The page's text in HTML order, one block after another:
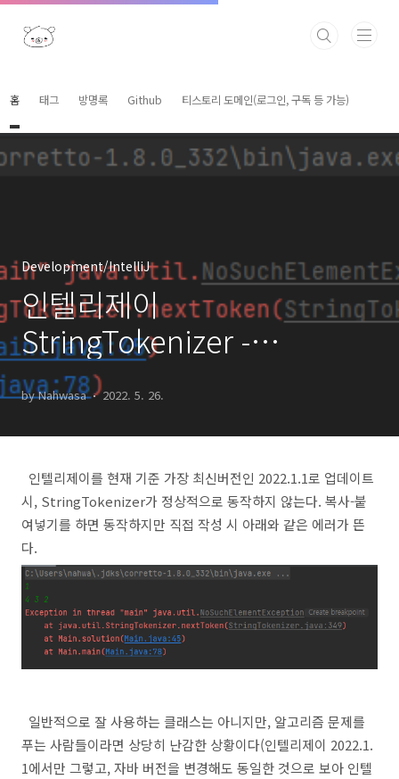
본문 바로가기
홈 태그 방명록 Github 티스토리 도메인(로그인, 구독 등 가능)
Development/IntelliJ
인텔리제이
StringTokenizer -
NoSuchElementException
문제 해결 방법 (IntelliJ
2022.1.1)
by Nahwasa 2022. 5. 26.
인텔리제이를 현재 기준 가장 최신버전인 2022.1.1로 업데이트
시, StringTokenizer가 정상적으로 동작하지 않는다. 복사-붙
여넣기를 하면 동작하지만 직접 작성 시 아래와 같은 에러가 뜬
다.
일반적으로 잘 사용하는 클래스는 아니지만, 알고리즘 문제를
푸는 사람들이라면 상당히 난감한 상황이다(인텔리제이 2022.1.
1에서만 그렇고, 자바 버전을 변경해도 동일한 것으로 보아 인텔